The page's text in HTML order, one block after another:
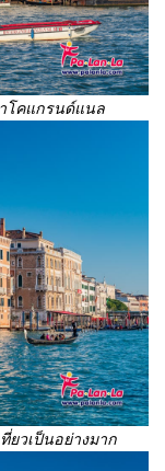
โคแกรนด์แนล
ยวเป็นอย่างมาก